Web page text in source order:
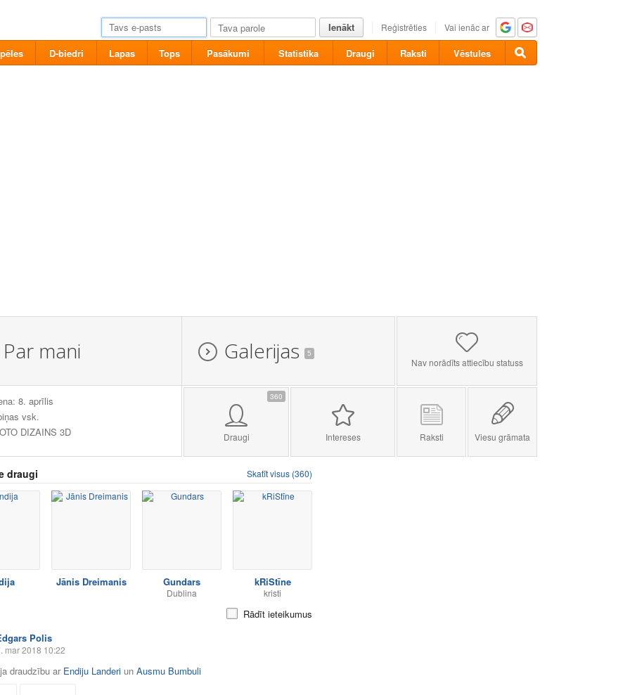
Ienākt Reģistrēties Vai ienāc ar
D-biedri Lapas Tops Pasākumi Statistika Draugi Raksti Vēstules
Par mani Galerijas 5
Nav norādīts attiecību statuss
8. aprīlis
vsk.
DIZAINS 3D
360
Draugi Intereses Raksti Viesu grāmata
draugi Skatīt visus (360)
Jānis Dreimanis Gundars
Dublina
kRiStīne
kristi
Rādīt ieteikumus
Polis
mar 2018 10:22
draudzību ar Endiju Landeri un Ausmu Bumbuli